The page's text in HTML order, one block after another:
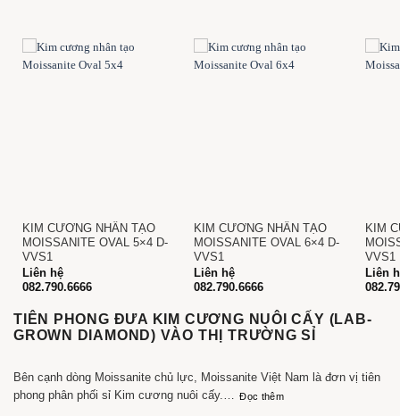
KIM CƯƠNG NHÂN TẠO
MOISSANITE OVAL 5×4 D-
VVS1
Liên hệ
082.790.6666
KIM CƯƠNG NHÂN TẠO
MOISSANITE OVAL 6×4 D-
VVS1
Liên hệ
082.790.6666
KIM
VVS1
Liên
TIÊN PHONG ĐƯA KIM CƯƠNG NUÔI CẤY (LAB-
GROWN DIAMOND) VÀO THỊ TRƯỜNG SỈ
Bên cạnh dòng Moissanite chủ lực, Moissanite Việt Nam là đơn vị tiên
phong phân phối sỉ Kim cương nuôi cấy. Nhận thấy xu hướng chuyển dịch của thế giới sang các loại đá quý bền vững và thân thiện với môi trường, thương hiệu đã sớm thiết lập mối quan hệ với các phòng Lab hàng đầu thế giới. Việc cung cấp sỉ kim cương nuôi cấy đã mở ra một kỷ nguyên mới cho các chủ tiệm vàng tại Việt Nam, giúp họ đa dạng hóa danh mục sản phẩm và tiếp cận phân khúc khách hàng hiện đại, những người tìm kiếm vẻ đẹp đẳng cấp của kim cương với mức chi phí tối ưu nhất. Đọc thêm